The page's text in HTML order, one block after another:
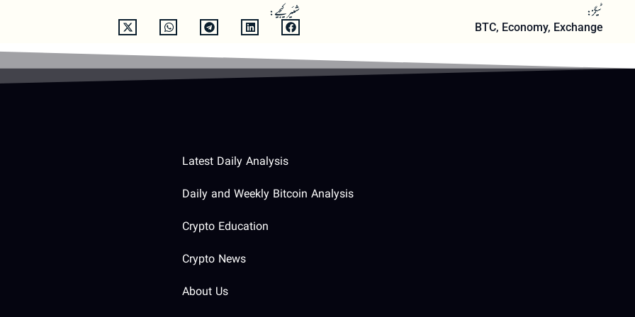
ٹیگز:
BTC, Economy, Exchange
شئیر کیجیے:
Latest Daily Analysis
Daily and Weekly Bitcoin Analysis
Crypto Education
Crypto News
About Us